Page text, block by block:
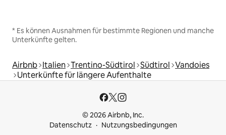
* Es können Ausnahmen für bestimmte Regionen und manche
Unterkünfte gelten.
Airbnb Italien Trentino-Südtirol Südtirol Vandoies
Unterkünfte für längere Aufenthalte
© 2026 Airbnb, Inc.
Datenschutz
Nutzungsbedingungen